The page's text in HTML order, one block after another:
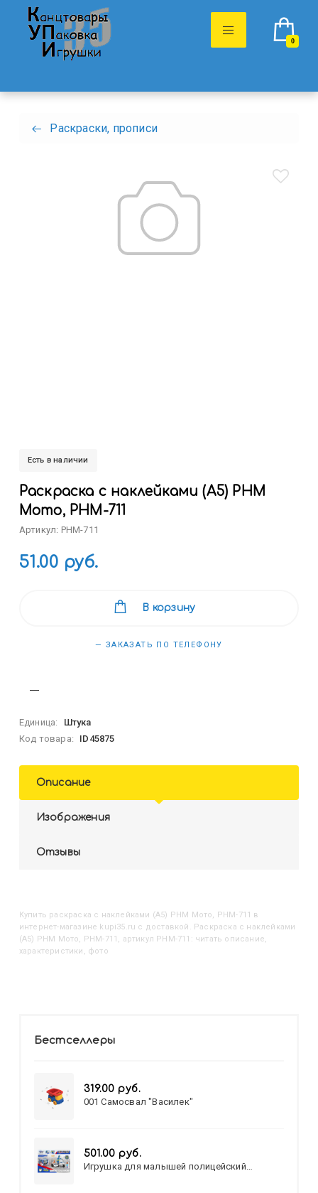
0
Раскраски, прописи
Есть в наличии
Раскраска с наклейками (А5) РНМ
Мото, РНМ-711
Артикул: РНМ-711
51.00 руб.
В корзину
— ЗАКАЗАТЬ ПО ТЕЛЕФОНУ
Единица:
Штука
Код товара:
ID45875
Описание
Изображения
Отзывы
Купить Раскраска с наклейками (А5) РНМ Мото, РНМ-711 в
интернет-магазине kupi35.ru с доставкой. Раскраска с наклейками
(А5) РНМ Мото, РНМ-711, артикул РНМ-711: читать описание,
характеристики, фото
Бестселлеры
319.00 руб.
001 Самосвал "Василек"
501.00 руб.
Игрушка для малышей полицейский